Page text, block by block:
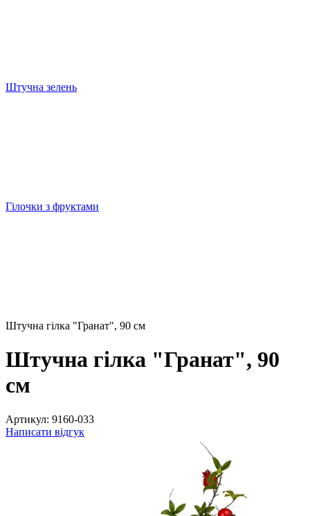
Штучна зелень
Гілочки з фруктами
Штучна гілка "Гранат", 90 см
Штучна гілка "Гранат", 90
см
Артикул: 9160-033
Написати відгук